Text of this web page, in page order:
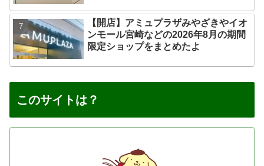
【開店】アミュプラザみやざきやイオ
ンモール宮崎などの2026年8月の期間
限定ショップをまとめたよ
このサイトは？